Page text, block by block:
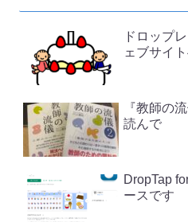
ドロップ
ェブサイ
『教師の
読んで
DropTap
ースです